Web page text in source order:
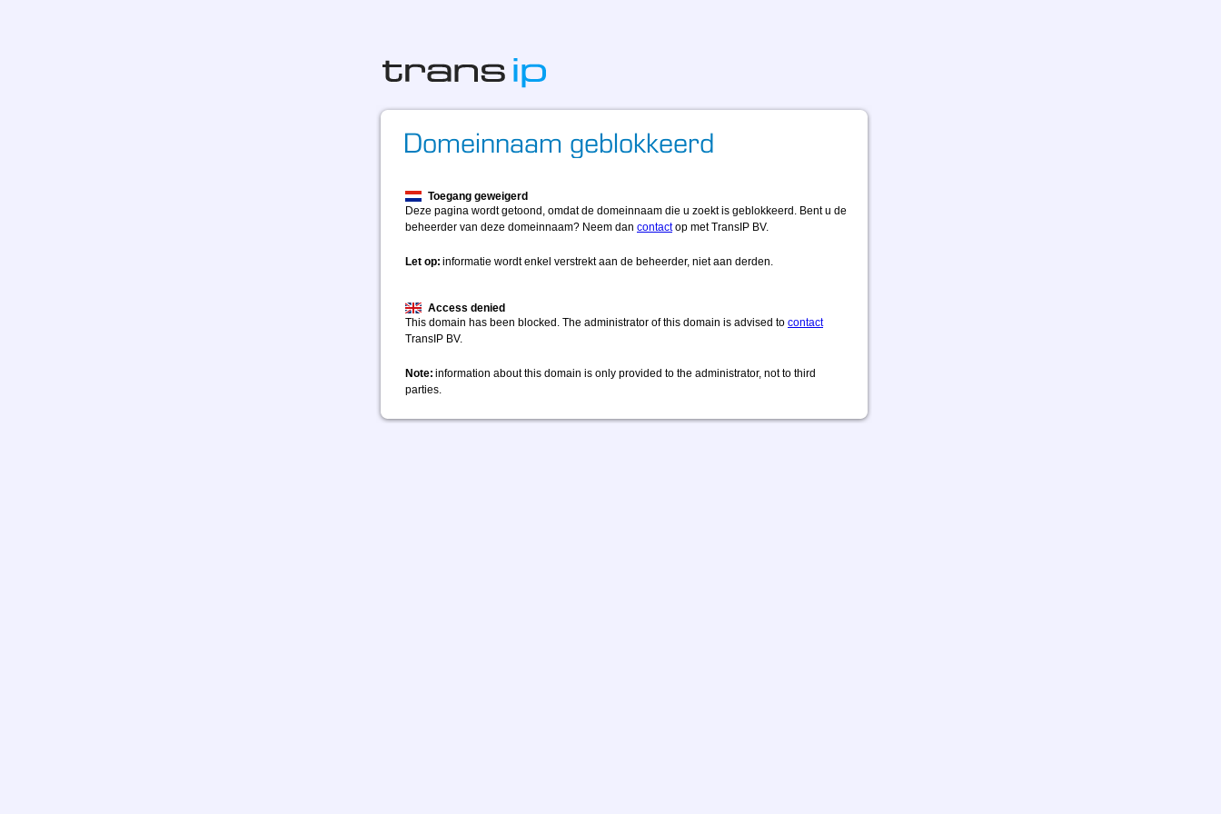
Toegang geweigerd
Deze pagina wordt getoond, omdat de domeinnaam die u zoekt is geblokkeerd. Bent u de
beheerder van deze domeinnaam? Neem dan contactop met TransIP BV.
Let op: informatie wordt enkel verstrekt aan de beheerder, niet aan derden.
Access denied
This domain has been blocked. The administrator of this domain is advised to contact
TransIP BV.
Note: information about this domain is only provided to the administrator, not to third
parties.